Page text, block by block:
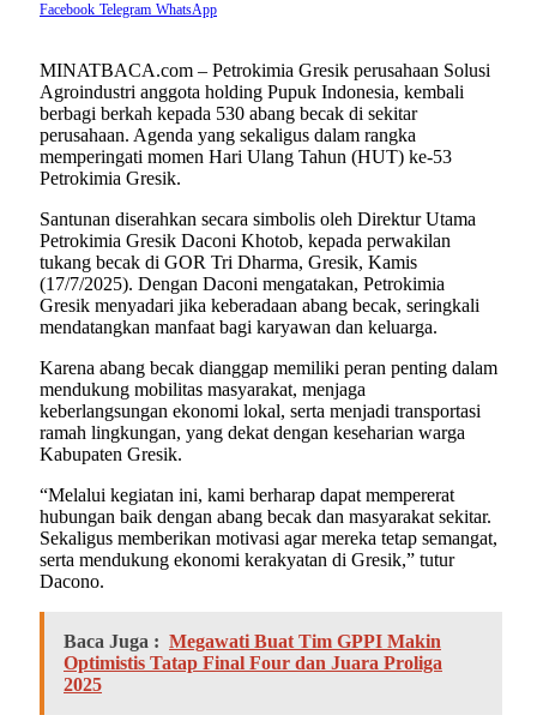
Facebook Telegram WhatsApp
MINATBACA.com – Petrokimia Gresik perusahaan Solusi
Agroindustri anggota holding Pupuk Indonesia, kembali
berbagi berkah kepada 530 abang becak di sekitar
perusahaan. Agenda yang sekaligus dalam rangka
memperingati momen Hari Ulang Tahun (HUT) ke-53
Petrokimia Gresik.
Santunan diserahkan secara simbolis oleh Direktur Utama
Petrokimia Gresik Daconi Khotob, kepada perwakilan
tukang becak di GOR Tri Dharma, Gresik, Kamis
(17/7/2025). Dengan Daconi mengatakan, Petrokimia
Gresik menyadari jika keberadaan abang becak, seringkali
mendatangkan manfaat bagi karyawan dan keluarga.
Karena abang becak dianggap memiliki peran penting dalam
mendukung mobilitas masyarakat, menjaga
keberlangsungan ekonomi lokal, serta menjadi transportasi
ramah lingkungan, yang dekat dengan keseharian warga
Kabupaten Gresik.
“Melalui kegiatan ini, kami berharap dapat mempererat
hubungan baik dengan abang becak dan masyarakat sekitar.
Sekaligus memberikan motivasi agar mereka tetap semangat,
serta mendukung ekonomi kerakyatan di Gresik,” tutur
Dacono.
Baca Juga : Megawati Buat Tim GPPI Makin
Optimistis Tatap Final Four dan Juara Proliga
2025